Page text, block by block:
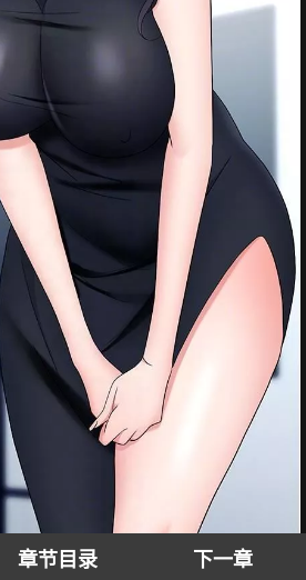
章节目录 下一章